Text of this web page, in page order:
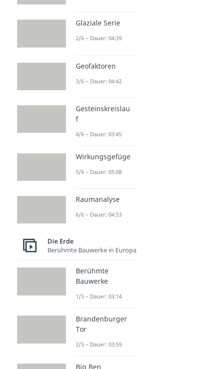
Glaziale Serie
2/6 – Dauer: 04:39
Geofaktoren
3/6 – Dauer: 04:42
Gesteinskreislau
f
4/6 – Dauer: 03:45
Wirkungsgefüge
5/6 – Dauer: 05:08
Raumanalyse
6/6 – Dauer: 04:53
Die Erde
Berühmte Bauwerke in Europa
Berühmte
Bauwerke
1/5 – Dauer: 03:14
Brandenburger
Tor
2/5 – Dauer: 03:59
Big Ben